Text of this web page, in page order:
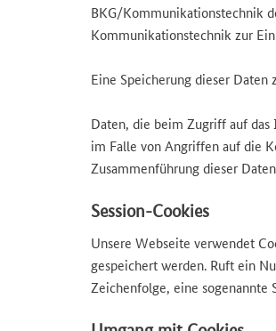
BKG/Kommunikationstechnik
Kommunikationstechnik zur
Eine Speicherung dieser
Daten, die beim Zugriff auf
im Falle von Angriffen auf die
Zusammenführung dieser
Session-Cookies
Unsere Webseite verwendet
gespeichert werden. Ruft ein
Zeichenfolge, eine